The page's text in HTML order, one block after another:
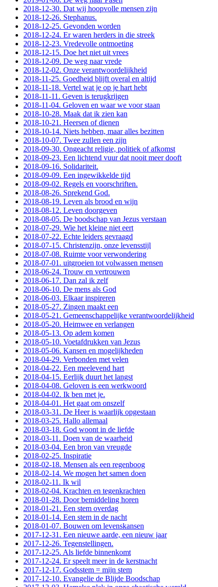
2018-12-30. Dat wij hoopvolle mensen zijn
2018-12-26. Stephanus.
2018-12-25. Gevonden worden
2018-12-24. Er waren herders in die streek
2018-12-23. Vredevolle ontmoeting
2018-12-15. Doe het niet uit vrees
2018-12-09. De weg naar vrede
2018-12-02. Onze verantwoordelijkheid
2018-11-25. Goedheid blijft overal en altijd
2018-11-18. Vertel wat je op je hart hebt
2018-11-11. Geven is terugkrijgen
2018-11-04. Geloven en waar we voor staan
2018-10-28. Maak dat ik zien kan
2018-10-21. Heersen of dienen
2018-10-14. Niets hebben, maar alles bezitten
2018-10-07. Twee zullen een zijn
2018-09-30. Ongeacht religie, politiek of afkomst
2018-09-23. Een lichtend vuur dat nooit meer dooft
2018-09-16. Solidariteit.
2018-09-09. Een ingewikkelde tijd
2018-09-02. Regels en voorschriften.
2018-08-26. Sprekend God.
2018-08-19. Leven als brood en wijn
2018-08-12. Leven doorgeven
2018-08-05. De boodschap van Jezus verstaan
2018-07-29. Wie het kleine niet eert
2018-07-22. Echte leiders gevraagd
2018-07-15. Christenzijn, onze levensstijl
2018-07-08. Ruimte voor verwondering
2018-07-01. uitgroeien tot volwassen mensen
2018-06-24. Trouw en vertrouwen
2018-06-17. Dan zal ik zelf
2018-06-10. De mens als God
2018-06-03. Elkaar inspireren
2018-05-27. Zingen maakt een
2018-05-21. Gemeenschappelijke verantwoordelijkheid
2018-05-20. Heimwee en verlangen
2018-05-13. Op adem komen
2018-05-10. Voetafdrukken van Jezus
2018-05-06. Kansen en mogelijkheden
2018-04-29. Verbonden met velen
2018-04-22. Een meelevend hart
2018-04-15. Eerlijk duurt het langst
2018-04-08. Geloven is een werkwoord
2018-04-02. Ik ben met je.
2018-04-01. Het gaat om onszelf
2018-03-31. De Heer is waarlijk opgestaan
2018-03-25. Hallo allemaal
2018-03-18. God woont in de liefde
2018-03-11. Doen van de waarheid
2018-03-04. Een bron van vreugde
2018-02-25. Inspiratie
2018-02-18. Mensen als een regenboog
2018-02-14. We mogen het samen doen
2018-02-11. Ik wil
2018-02-04. Krachten en tegenkrachten
2018-01-28. Door bemiddeling horen
2018-01-21. Een stem overdag
2018-01-14. Een stem in de nacht
2018-01-07. Bouwen om levenskansen
2017-12-31. Een nieuwe aarde, een nieuw jaar
2017-12-26. Tegenstellingen.
2017-12-25. Als liefde binnenkomt
2017-12-24. Er speelt meer in de kerstnacht
2017-12-17. Godsstem = mijn stem
2017-12-10. Evangelie de Blijde Boodschap